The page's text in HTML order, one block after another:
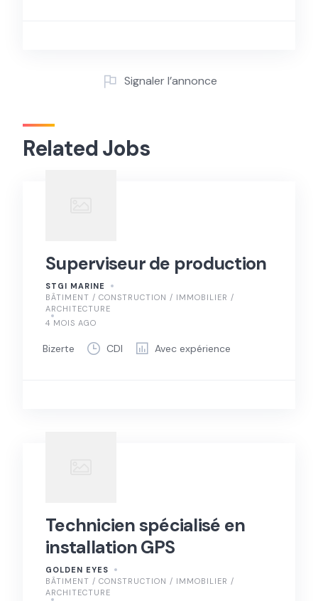
Signaler l’annonce
Related Jobs
Superviseur de production
STGI MARINE
BÂTIMENT / CONSTRUCTION / IMMOBILIER /
ARCHITECTURE
4 MOIS AGO
Bizerte CDI Avec expérience
Technicien spécialisé en
installation GPS
GOLDEN EYES
BÂTIMENT / CONSTRUCTION / IMMOBILIER /
ARCHITECTURE